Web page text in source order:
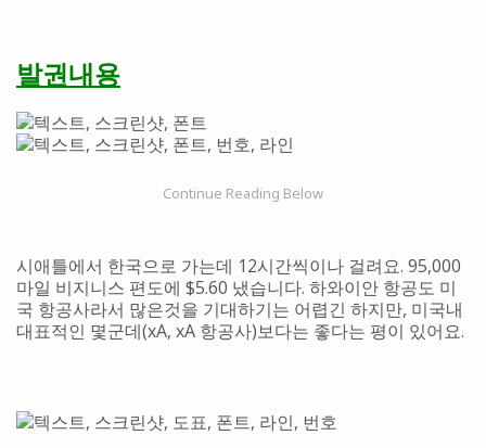
발권내용
시애틀에서 한국으로 가는데 12시간씩이나 걸려요. 95,000
마일 비지니스 편도에 $5.60 냈습니다. 하와이안 항공도 미
국 항공사라서 많은것을 기대하기는 어렵긴 하지만, 미국내
대표적인 몇군데(xA, xA 항공사)보다는 좋다는 평이 있어요.